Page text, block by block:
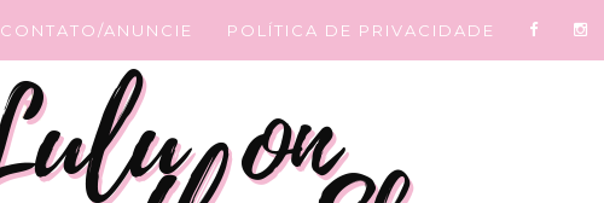
CONTATO/ANUNCIE POLÍTICA DE PRIVACIDADE